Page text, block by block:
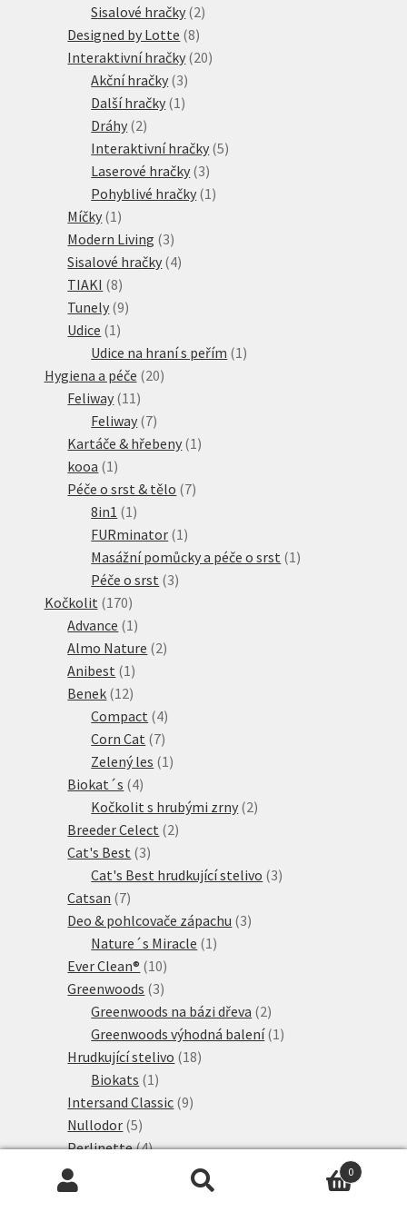
Sisalové hračky 22
Designed by Lotte 88
produktů
Interaktivní hračky 2020
Akční hračky 33
produkty
Další hračky 1 1
Dráhy 22
produkty
Interaktivní hračky 55
Laserové hračky 33
produkty
Pohyblivé hračky 1 1
Míčky 1 1
produkt
Modern Living 33
produkty
Sisalové hračky 44
TIAKI 88
produktů
Tunely 99
Udice 1 1
produkt
Udice na hraní s peřím 1 1
Hygiena a péče 2020
Feliway 11 11
produktů
Feliway 77
produktů
Kartáče & hřebeny 1 1
kooa 1 1
produkt
Péče o srst & tělo 77
8in1 1 1
produkt
FURminator 1 1
produkt
Masážní pomůcky a péče o srst 1 1
Péče o srst 33
Kočkolit 170170
produktů
Advance 1 1
produkt
Almo Nature 22
Anibest 1 1
produkt
Benek 1212
produktů
Compact 44
produkty
Corn Cat 77
produktů
Zelený les 1 1
Biokat´s 44
produkty
Kočkolit s hrubými zrny 22
Breeder Celect 22
Cat's Best 33
produkty
Cat's Best hrudkující stelivo 33
Catsan 77
produktů
Deo & pohlcovače zápachu 33
Nature´s Miracle 1 1
Ever Clean® 1010
produktů
Greenwoods 33
produkty
Greenwoods na bázi dřeva 22
produkty
Greenwoods výhodná balení 1 1
Hrudkující stelivo 1818
Biokats 1 1
produkt
Intersand Classic 99
Nullodor 55
produktů
Perlinette 44
produkty
Podestýlky
produktů
Professional Classic 44
0